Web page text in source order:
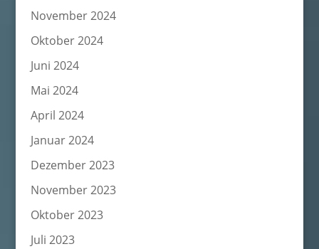
November 2024
Oktober 2024
Juni 2024
Mai 2024
April 2024
Januar 2024
Dezember 2023
November 2023
Oktober 2023
Juli 2023